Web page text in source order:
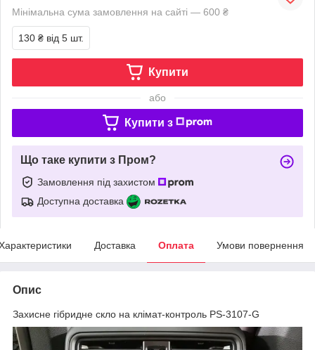
Мінімальна сума замовлення на сайті — 600 ₴
130 ₴ від 5 шт.
Купити
або
Купити з
Що таке купити з Пром?
Замовлення під захистом
Доступна доставка
Доставка Оплата Умови повернення
Опис
Захисне гібридне скло на клімат-контроль PS-3107-G